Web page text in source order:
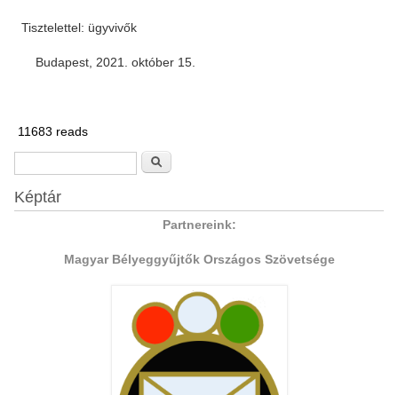
Tisztelettel: ügyvivők
Budapest, 2021. október 15.
11683 reads
Képtár
Partnereink:
Magyar Bélyeggyűjtők Országos Szövetsége